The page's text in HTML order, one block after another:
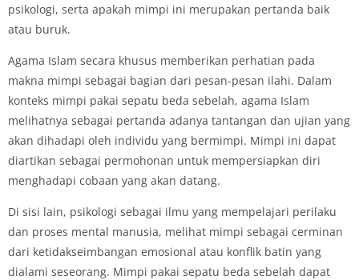
psikologi, serta apakah mimpi ini merupakan pertanda baik
atau buruk.
Agama Islam secara khusus memberikan perhatian pada
makna mimpi sebagai bagian dari pesan-pesan ilahi. Dalam
konteks mimpi pakai sepatu beda sebelah, agama Islam
melihatnya sebagai pertanda adanya tantangan dan ujian yang
akan dihadapi oleh individu yang bermimpi. Mimpi ini dapat
diartikan sebagai permohonan untuk mempersiapkan diri
menghadapi cobaan yang akan datang.
Di sisi lain, psikologi sebagai ilmu yang mempelajari perilaku
dan proses mental manusia, melihat mimpi sebagai cerminan
dari ketidakseimbangan emosional atau konflik batin yang
dialami seseorang. Mimpi pakai sepatu beda sebelah dapat